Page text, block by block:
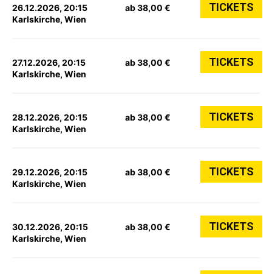
26.12.2026, 20:15
Karlskirche, Wien
ab 38,00 € TICKETS
27.12.2026, 20:15
Karlskirche, Wien
ab 38,00 € TICKETS
28.12.2026, 20:15
Karlskirche, Wien
ab 38,00 € TICKETS
29.12.2026, 20:15
Karlskirche, Wien
ab 38,00 € TICKETS
30.12.2026, 20:15
Karlskirche, Wien
ab 38,00 € TICKETS